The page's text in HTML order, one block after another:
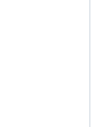
70x210 cm